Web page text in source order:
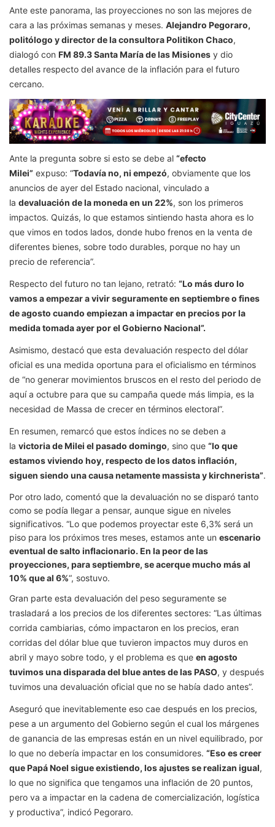
Ante este panorama, las proyecciones no son las mejores de
cara a las próximas semanas y meses. Alejandro Pegoraro,
politólogo y director de la consultora Politikon Chaco,
dialogó con FM 89.3 Santa María de las Misiones y dio
detalles respecto del avance de la inflación para el futuro
cercano.
Ante la pregunta sobre si esto se debe al “efecto
Milei” expuso: “Todavía no, ni empezó, obviamente que los
anuncios de ayer del Estado nacional, vinculado a
la devaluación de la moneda en un 22%, son los primeros
impactos. Quizás, lo que estamos sintiendo hasta ahora es lo
que vimos en todos lados, donde hubo frenos en la venta de
diferentes bienes, sobre todo durables, porque no hay un
precio de referencia”.
Respecto del futuro no tan lejano, retrató: “Lo más duro lo
vamos a empezar a vivir seguramente en septiembre o fines
de agosto cuando empiezan a impactar en precios por la
medida tomada ayer por el Gobierno Nacional”.
Asimismo, destacó que esta devaluación respecto del dólar
oficial es una medida oportuna para el oficialismo en términos
de “no generar movimientos bruscos en el resto del periodo de
aquí a octubre para que su campaña quede más limpia, es la
necesidad de Massa de crecer en términos electoral”.
En resumen, remarcó que estos índices no se deben a
la victoria de Milei el pasado domingo, sino que “lo que
estamos viviendo hoy, respecto de los datos inflación,
siguen siendo una causa netamente massista y kirchnerista”.
Por otro lado, comentó que la devaluación no se disparó tanto
como se podía llegar a pensar, aunque sigue en niveles
significativos. “Lo que podemos proyectar este 6,3% será un
piso para los próximos tres meses, estamos ante un escenario
eventual de salto inflacionario. En la peor de las
proyecciones, para septiembre, se acerque mucho más al
10% que al 6%“, sostuvo.
Gran parte esta devaluación del peso seguramente se
trasladará a los precios de los diferentes sectores: “Las últimas
corrida cambiarias, cómo impactaron en los precios, eran
corridas del dólar blue que tuvieron impactos muy duros en
abril y mayo sobre todo, y el problema es que en agosto
tuvimos una disparada del blue antes de las PASO, y después
tuvimos una devaluación oficial que no se había dado antes”.
Aseguró que inevitablemente eso cae después en los precios,
pese a un argumento del Gobierno según el cual los márgenes
de ganancia de las empresas están en un nivel equilibrado, por
lo que no debería impactar en los consumidores. “Eso es creer
que Papá Noel sigue existiendo, los ajustes se realizan igual,
lo que no significa que tengamos una inflación de 20 puntos,
pero va a impactar en la cadena de comercialización, logística
y productiva”, indicó Pegoraro.